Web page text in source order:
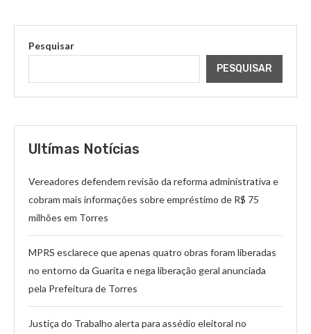
Pesquisar
PESQUISAR
Ultímas Notícias
Vereadores defendem revisão da reforma administrativa e
cobram mais informações sobre empréstimo de R$ 75
milhões em Torres
MPRS esclarece que apenas quatro obras foram liberadas
no entorno da Guarita e nega liberação geral anunciada
pela Prefeitura de Torres
Justiça do Trabalho alerta para assédio eleitoral no